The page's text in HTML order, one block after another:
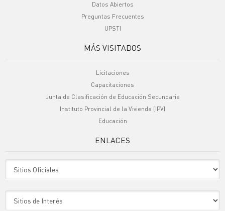
Datos Abiertos
Preguntas Frecuentes
UPSTI
MÁS VISITADOS
Licitaciones
Capacitaciones
Junta de Clasificación de Educación Secundaria
Instituto Provincial de la Vivienda (IPV)
Educación
ENLACES